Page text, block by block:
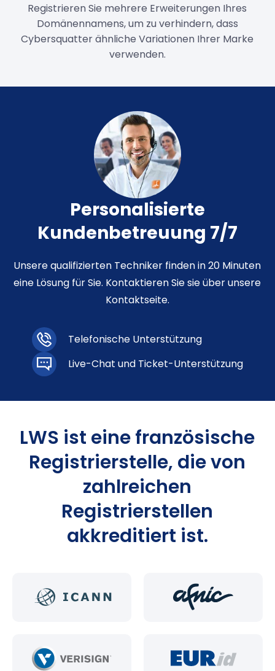
Registrieren Sie mehrere Erweiterungen Ihres
Domänennamens, um zu verhindern, dass
Cybersquatter ähnliche Variationen Ihrer Marke
verwenden.
Personalisierte
Kundenbetreuung 7/7
Unsere qualifizierten Techniker finden in 20 Minuten
eine Lösung für Sie. Kontaktieren Sie sie über unsere
Kontaktseite.
Telefonische Unterstützung
Live-Chat und Ticket-Unterstützung
LWS ist eine französische
Registrierstelle, die von
zahlreichen
Registrierstellen
akkreditiert ist.